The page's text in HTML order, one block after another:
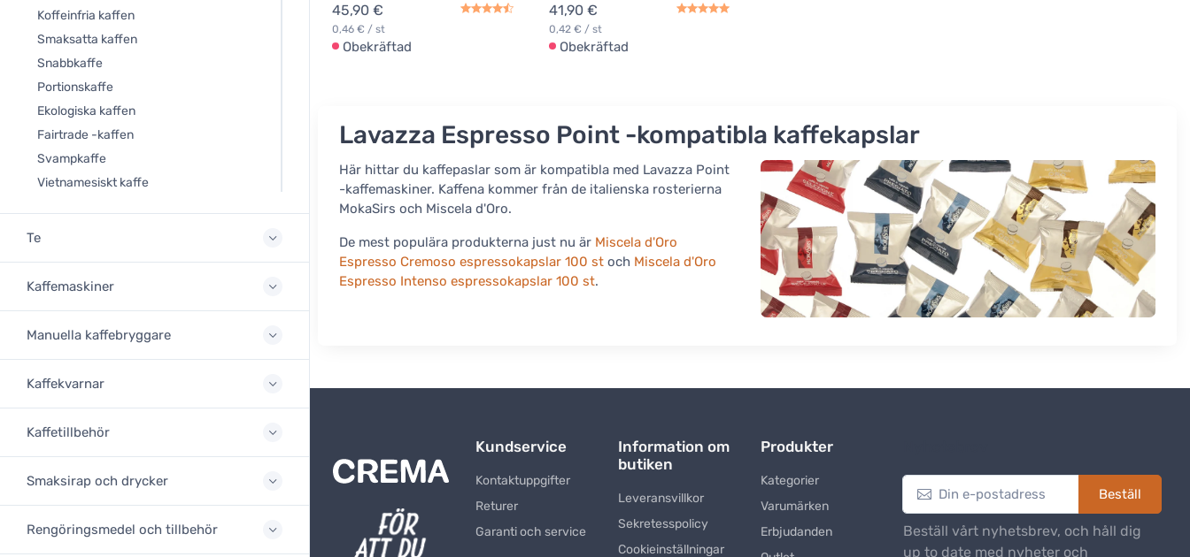
Koffeinfria kaffen
Smaksatta kaffen
Snabbkaffe
Portionskaffe
Ekologiska kaffen
Fairtrade -kaffen
Svampkaffe
Vietnamesiskt kaffe
Te
Kaffemaskiner
Manuella kaffebryggare
Kaffekvarnar
Kaffetillbehör
Smaksirap och drycker
Rengöringsmedel och tillbehör
45,90 €
0,46 € / st
Obekräftad
41,90 €
0,42 € / st
Obekräftad
Lavazza Espresso Point -kompatibla kaffekapslar
Här hittar du kaffepaslar som är kompatibla med Lavazza Point
-kaffemaskiner. Kaffena kommer från de italienska rosterierna
MokaSirs och Miscela d'Oro.
De mest populära produkterna just nu är Miscela d'Oro
Espresso Cremoso espressokapslar 100 st och Miscela d'Oro
Espresso Intenso espressokapslar 100 st.
Kundservice
Kontaktuppgifter
Returer
Garanti och service
Information om
butiken
Leveransvillkor
Sekretesspolicy
Cookieinställningar
Produkter
Kategorier
Varumärken
Erbjudanden
Beställ
Beställ vårt nyhetsbrev, och håll dig
up to date med nyheter och